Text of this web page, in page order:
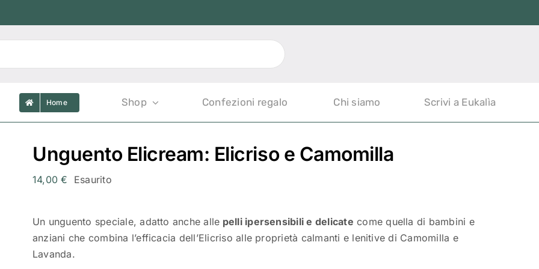
Home Shop Confezioni regalo Chi siamo Scrivi a Eukalìa
Unguento Elicream: Elicriso e Camomilla
14,00€ Esaurito
Un unguento speciale, adatto anche alle pelli ipersensibili e delicate come quella di bambini e
anziani che combina l’efficacia dell’Elicriso alle proprietà calmanti e lenitive di Camomilla e
Lavanda.